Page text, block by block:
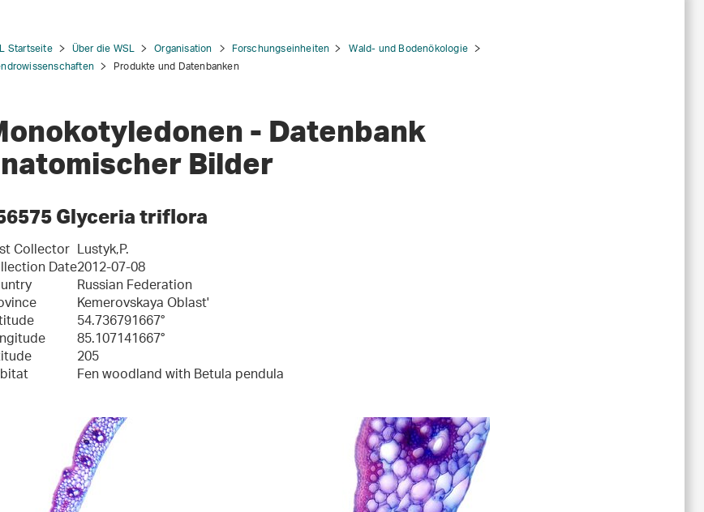
Startseite Über die WSL Organisation Forschungseinheiten
Wald- und Bodenökologie
Produkte und Datenbanken
- Datenbank
Bilder
Glyceria triflora
Collector Lustyk,P.
Date2012-07-08
Russian Federation
Kemerovskaya Oblast'
54.736791667°
85.107141667°
205
Fen woodland with Betula pendula